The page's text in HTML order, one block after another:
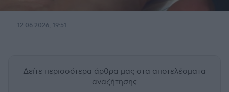
12.06.2026, 19:51
Δείτε περισσότερα άρθρα μας στα αποτελέσματα
αναζήτησης